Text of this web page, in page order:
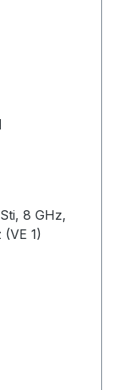
42dB/1GHz; 35dB/4GHz; 33dB/6GHz (VE 1)